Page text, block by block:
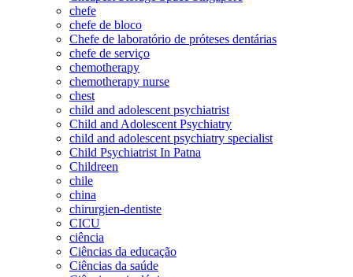
chefe
chefe de bloco
Chefe de laboratório de próteses dentárias
chefe de serviço
chemotherapy
chemotherapy nurse
chest
child and adolescent psychiatrist
Child and Adolescent Psychiatry
child and adolescent psychiatry specialist
Child Psychiatrist In Patna
Childreen
chile
china
chirurgien-dentiste
CICU
ciência
Ciências da educação
Ciências da saúde